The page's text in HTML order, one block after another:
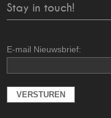
Stay in touch!
E-mail Nieuwsbrief: